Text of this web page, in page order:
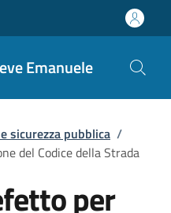
Emanuele
sicurezza pubblica /
del Codice della Strada
per